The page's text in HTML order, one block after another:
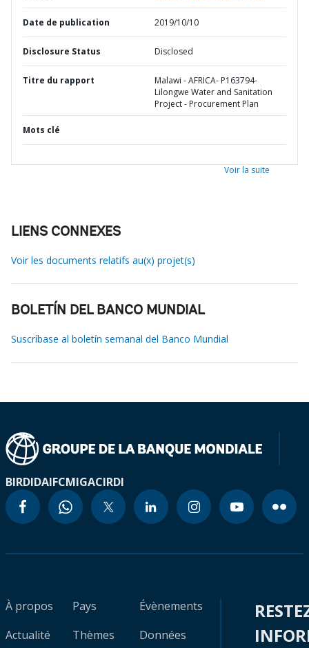
Date de publication 2019/10/10
Disclosure Status Disclosed
Titre du rapport
Malawi - AFRICA- P163794-
Lilongwe Water and Sanitation
Project - Procurement Plan
Mots clé
Voir la suite
LIENS CONNEXES
Voir les documents relatifs au(x) projet(s)
BOLETÍN DEL BANCO MUNDIAL
Suscríbase al boletín semanal del Banco Mundial
BIRDIDAIFCMIGACIRDI
À propos
Actualité
Pays
Thèmes
Évènements
Données